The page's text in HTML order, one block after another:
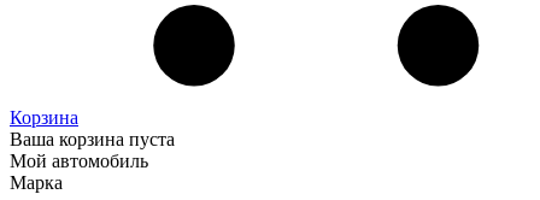
Корзина
Ваша корзина пуста
Мой автомобиль
Марка